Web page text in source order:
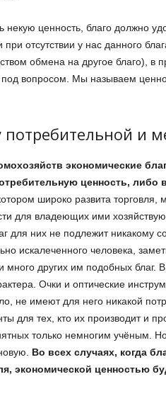
ценность, благо должно
отсутствии у нас данного
обмена на другое благо), в
под вопросом. Мы называем
и
экономические
ценность, либо
широко развита торговля,
для владеющих ими
для них не подлежит никакому
искалеченного человека,
других им подобных благ.
Очки и оптические
не имеют для него никакой
для тех, кто их производит и
только немногим учёным.
Во всех случаях, когда
экономической ценностью